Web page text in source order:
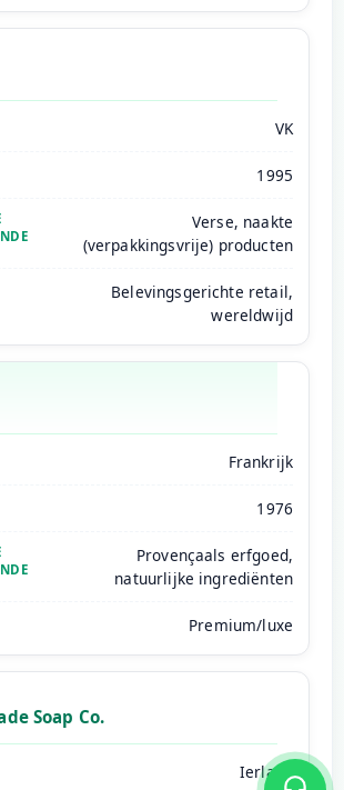
VK
1995
Verse, naakte
(verpakkingsvrije) producten
Belevingsgerichte retail,
wereldwijd
Frankrijk
1976
Provençaals erfgoed,
natuurlijke ingrediënten
Premium/luxe
Soap Co.
Ierland